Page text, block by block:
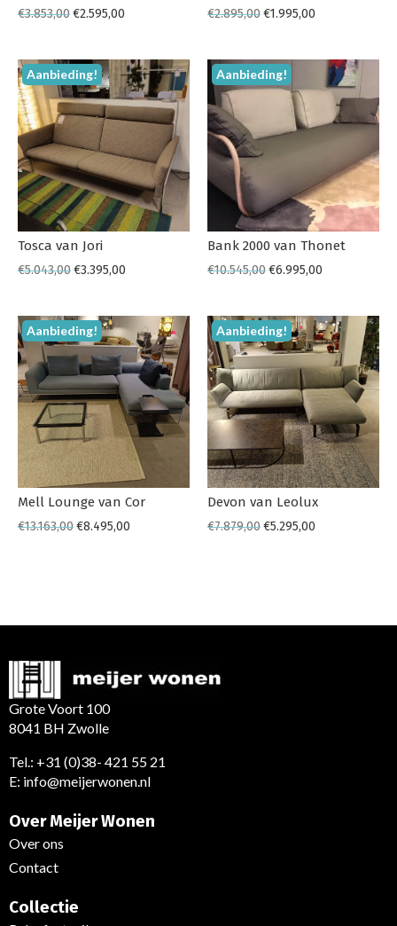
€3.853,00€2.595,00 €2.895,00€1.995,00
Aanbieding!
Tosca van Jori
€5.043,00€3.395,00
Aanbieding!
Bank 2000 van Thonet
€10.545,00€6.995,00
Aanbieding!
Mell Lounge van Cor
€13.163,00€8.495,00
Aanbieding!
Devon van Leolux
€7.879,00€5.295,00
Grote Voort 100
8041 BH Zwolle
Tel.: +31 (0)38- 421 55 21
E: info@meijerwonen.nl
Over Meijer Wonen
Over ons
Contact
Collectie